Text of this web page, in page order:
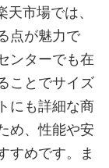
市場では、
点が魅力で
ンターでも在
ことでサイズ
にも詳細な商
め、性能や安
すめです。ま